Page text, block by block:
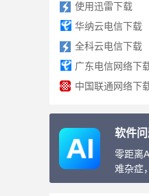
使用迅雷下载
华纳云电信下载
全科云电信下载
广东电信网络下
中国联通网络下
软件
零距离
难杂症